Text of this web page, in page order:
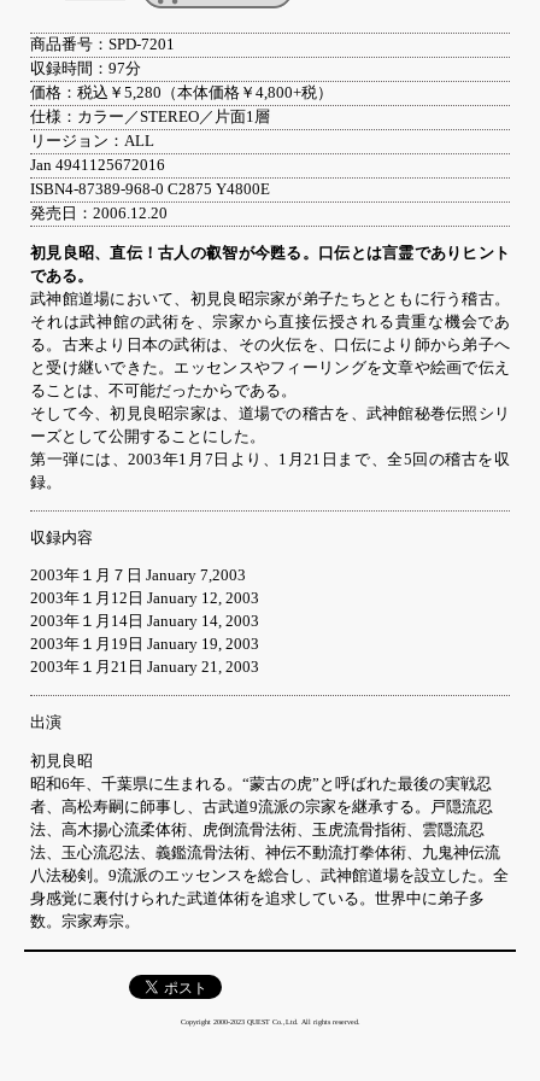
商品番号：SPD-7201
収録時間：97分
価格：税込￥5,280（本体価格￥4,800+税）
仕様：カラー／STEREO／片面1層
リージョン：ALL
Jan 4941125672016
ISBN4-87389-968-0 C2875 Y4800E
発売日：2006.12.20
初見良昭、直伝！古人の叡智が今甦る。口伝とは言霊でありヒント
である。
武神館道場において、初見良昭宗家が弟子たちとともに行う稽古。
それは武神館の武術を、宗家から直接伝授される貴重な機会であ
る。古来より日本の武術は、その火伝を、口伝により師から弟子へ
と受け継いできた。エッセンスやフィーリングを文章や絵画で伝え
ることは、不可能だったからである。
そして今、初見良昭宗家は、道場での稽古を、武神館秘巻伝照シリ
ーズとして公開することにした。
第一弾には、2003年1月7日より、1月21日まで、全5回の稽古を収
録。
収録内容
2003年１月７日 January 7,2003
2003年１月12日 January 12, 2003
2003年１月14日 January 14, 2003
2003年１月19日 January 19, 2003
2003年１月21日 January 21, 2003
出演
初見良昭
昭和6年、千葉県に生まれる。“蒙古の虎”と呼ばれた最後の実戦忍
者、高松寿嗣に師事し、古武道9流派の宗家を継承する。戸隠流忍
法、高木揚心流柔体術、虎倒流骨法術、玉虎流骨指術、雲隠流忍
法、玉心流忍法、義鑑流骨法術、神伝不動流打拳体術、九鬼神伝流
八法秘剣。9流派のエッセンスを総合し、武神館道場を設立した。全
身感覚に裏付けられた武道体術を追求している。世界中に弟子多
数。宗家寿宗。
Copyright 2000-2023 QUEST Co.,Ltd. All rights reserved.